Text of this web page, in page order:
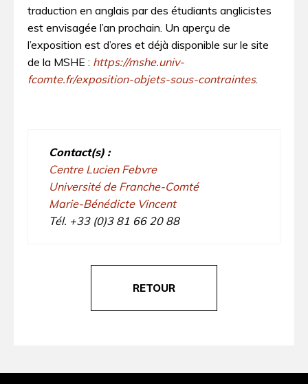
traduction en anglais par des étudiants anglicistes
est envisagée l’an prochain. Un aperçu de
l’exposition est d’ores et déjà disponible sur le site
de la MSHE : https://mshe.univ-
fcomte.fr/exposition-objets-sous-contraintes.
Contact(s) :
Centre Lucien Febvre
Université de Franche-Comté
Marie-Bénédicte Vincent
Tél. +33 (0)3 81 66 20 88
RETOUR